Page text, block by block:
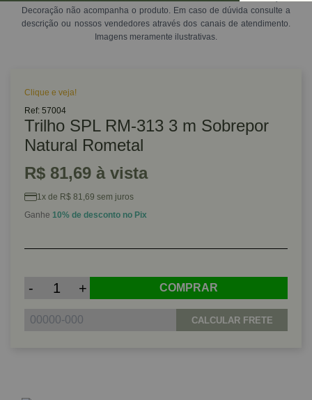
Decoração não acompanha o produto. Em caso de dúvida consulte a
descrição ou nossos vendedores através dos canais de atendimento.
Imagens meramente ilustrativas.
Clique e veja!
Ref: 57004
Trilho SPL RM-313 3 m Sobrepor
Natural Rometal
R$ 81,69 à vista
1x de R$ 81,69 sem juros
Ganhe 10% de desconto no Pix
- + COMPRAR
CALCULAR FRETE